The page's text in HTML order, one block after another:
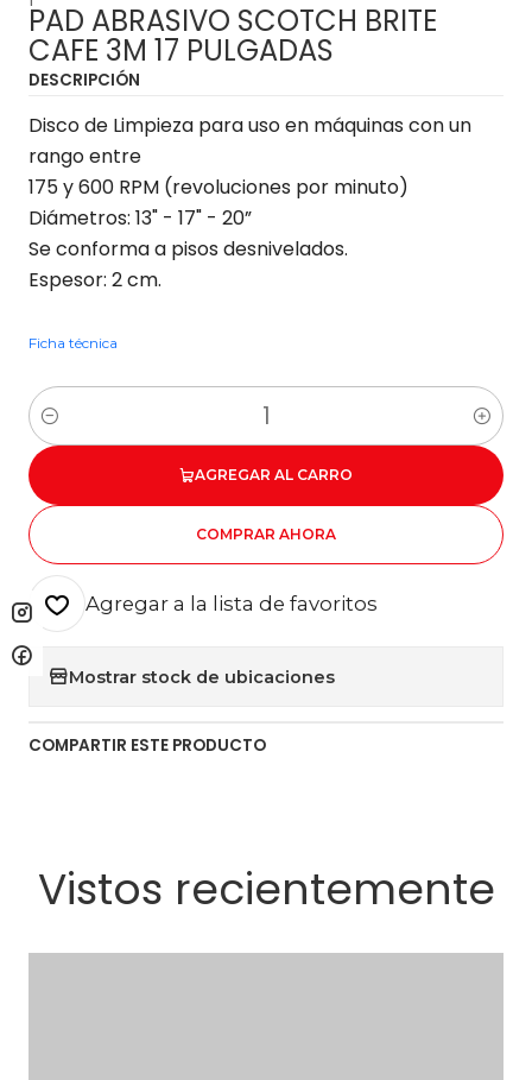
PAD ABRASIVO SCOTCH BRITE
CAFE 3M 17 PULGADAS
DESCRIPCIÓN
Disco de Limpieza para uso en máquinas con un
rango entre
175 y 600 RPM (revoluciones por minuto)
Diámetros: 13" - 17" - 20”
Se conforma a pisos desnivelados.
Espesor: 2 cm.
Ficha técnica
Cantidad
AGREGAR AL CARRO
COMPRAR AHORA
Agregar a la lista de favoritos
Mostrar stock de ubicaciones
COMPARTIR ESTE PRODUCTO
Vistos recientemente